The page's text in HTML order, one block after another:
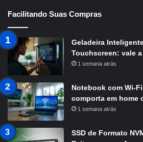
Facilitando Suas Compras
Geladeira
Touchscreen: vale
1 semana atrás
Notebook com Wi-
comporta em home
1 semana atrás
SSD de Formato